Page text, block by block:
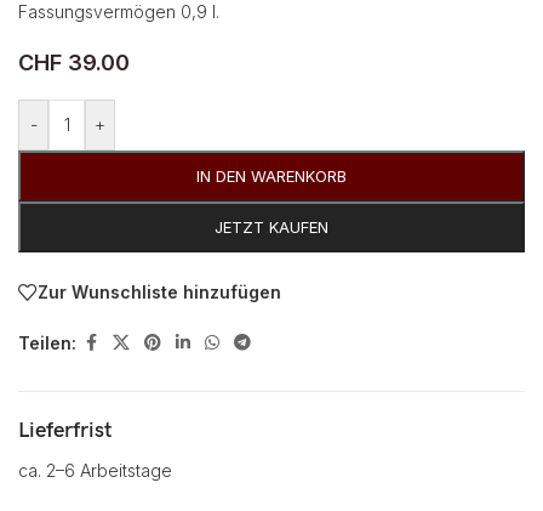
Fassungsvermögen 0,9 l.
CHF 39.00
- +
IN DEN WARENKORB
JETZT KAUFEN
Zur Wunschliste hinzufügen
Teilen:
Lieferfrist
ca. 2–6 Arbeitstage